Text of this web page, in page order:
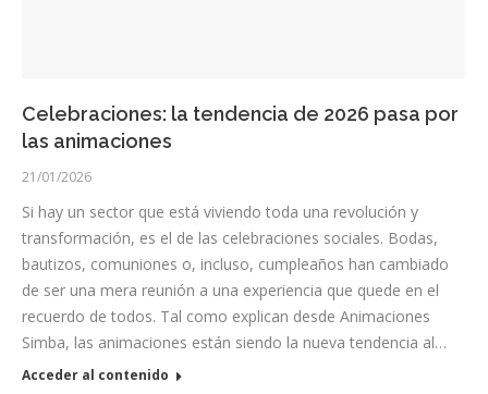
Celebraciones: la tendencia de 2026 pasa por
las animaciones
21/01/2026
Si hay un sector que está viviendo toda una revolución y
transformación, es el de las celebraciones sociales. Bodas,
bautizos, comuniones o, incluso, cumpleaños han cambiado
de ser una mera reunión a una experiencia que quede en el
recuerdo de todos. Tal como explican desde Animaciones
Simba, las animaciones están siendo la nueva tendencia al…
Acceder al contenido